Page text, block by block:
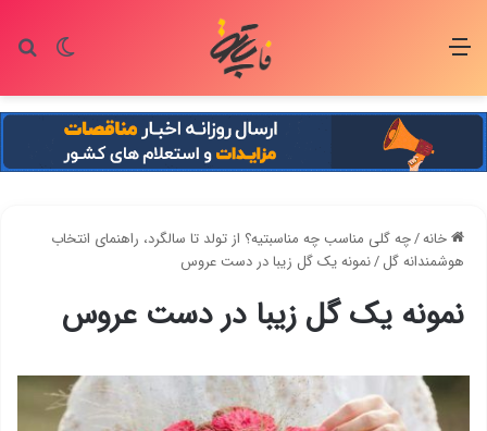
تغییر منو
خانه/چه گلی مناسب چه مناسبتیه؟ از تولد تا سالگرد، راهنمای انتخاب
هوشمندانه گل/نمونه یک گل زیبا در دست عروس
نمونه یک گل زیبا در دست عروس